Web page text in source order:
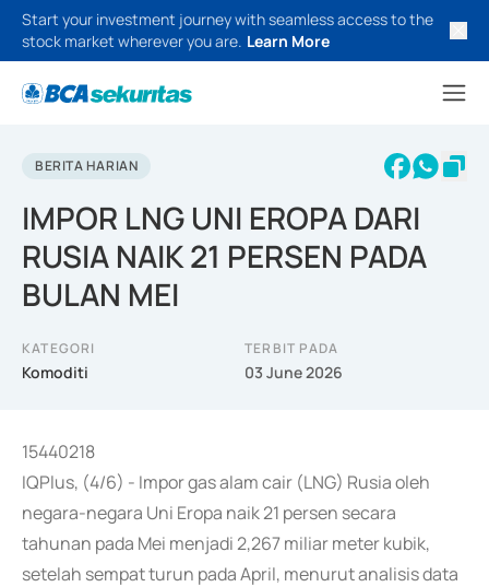
Start your investment journey with seamless access to the
stock market wherever you are. Learn More
BERITA HARIAN
IMPOR LNG UNI EROPA DARI
RUSIA NAIK 21 PERSEN PADA
BULAN MEI
KATEGORI
Komoditi
TERBIT PADA
03 June 2026
15440218
IQPlus, (4/6) - Impor gas alam cair (LNG) Rusia oleh
negara-negara Uni Eropa naik 21 persen secara
tahunan pada Mei menjadi 2,267 miliar meter kubik,
setelah sempat turun pada April, menurut analisis data